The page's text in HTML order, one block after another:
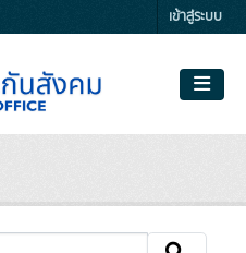
เข้าสู่ระบบ